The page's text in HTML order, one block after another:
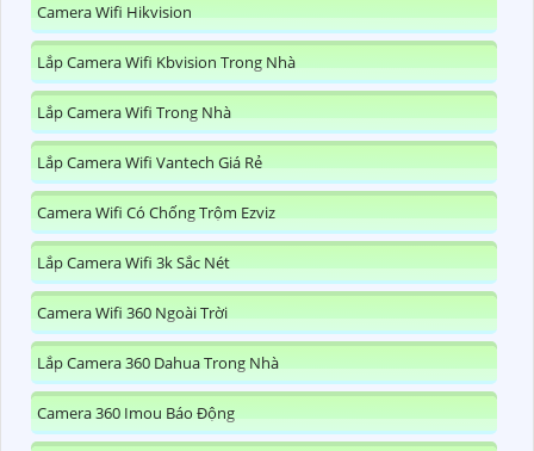
Camera Wifi Hikvision
Lắp Camera Wifi Kbvision Trong Nhà
Lắp Camera Wifi Trong Nhà
Lắp Camera Wifi Vantech Giá Rẻ
Camera Wifi Có Chống Trộm Ezviz
Lắp Camera Wifi 3k Sắc Nét
Camera Wifi 360 Ngoài Trời
Lắp Camera 360 Dahua Trong Nhà
Camera 360 Imou Báo Động